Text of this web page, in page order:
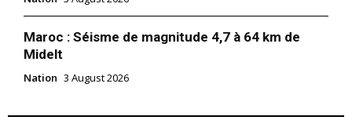
Maroc : Séisme de magnitude 4,7 à 64 km de
Midelt
Nation 3 August 2026